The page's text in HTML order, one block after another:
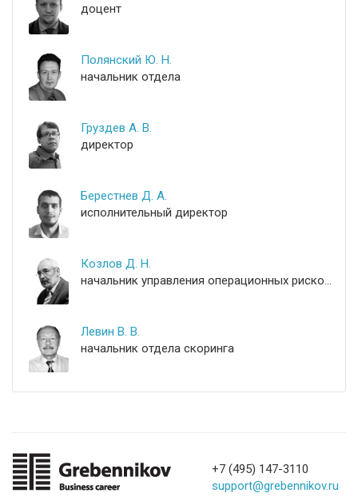
доцент
Полянский Ю. Н.
начальник отдела
Груздев А. В.
директор
Берестнев Д. А.
исполнительный директор
Козлов Д. Н.
начальник управления операционных рисков и контроля
Левин В. В.
начальник отдела скоринга
+7 (495) 147-3110
support@grebennikov.ru